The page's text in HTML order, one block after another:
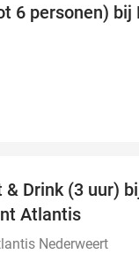
6 personen) bij
& Drink (3 uur)
Atlantis
Nederweert